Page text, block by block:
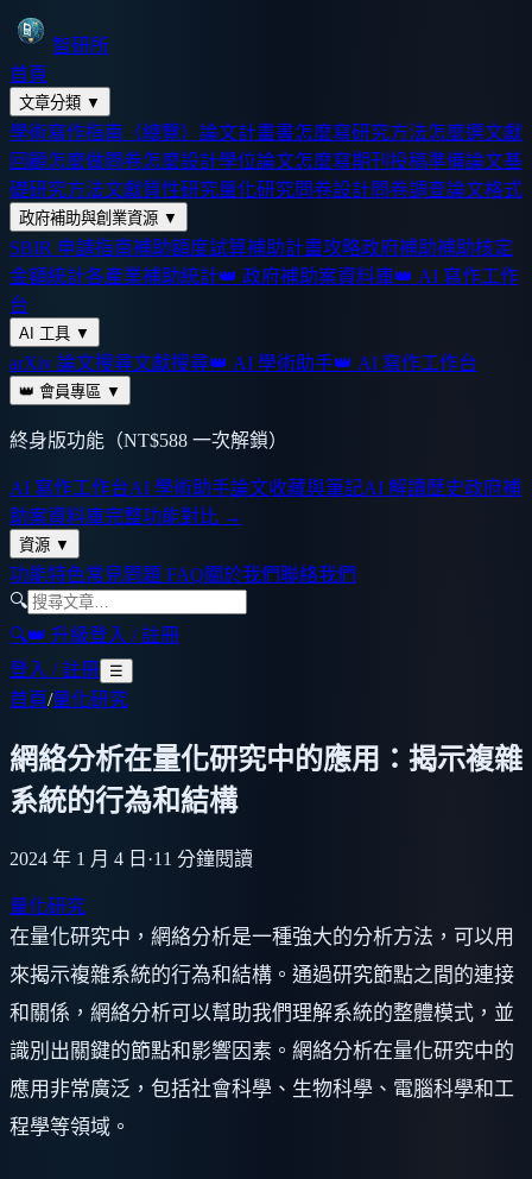
智研所
首頁
文章分類 ▼
學術寫作指南（總覽） 論文計畫書怎麼寫研究方法怎麼選文獻
回顧怎麼做問卷怎麼設計學位論文怎麼寫期刊投稿準備論文基
礎研究方法文獻質性研究量化研究問卷設計問卷調查論文格式
政府補助與創業資源 ▼
SBIR 申請指南補助額度試算補助計畫攻略政府補助補助核定
金額統計各產業補助統計👑 政府補助案資料庫👑 AI 寫作工作
台
AI 工具 ▼
arXiv 論文搜尋文獻搜尋👑 AI 學術助手👑 AI 寫作工作台
👑 會員專區 ▼
終身版功能（NT$588 一次解鎖）
AI 寫作工作台AI 學術助手論文收藏與筆記AI 解讀歷史政府補
助案資料庫完整功能對比 →
資源 ▼
功能特色常見問題 FAQ關於我們聯絡我們
🔍
🔍👑 升級登入 / 註冊
登入 / 註冊 ☰
首頁/量化研究
網絡分析在量化研究中的應用：揭示複雜
系統的行為和結構
2024 年 1 月 4 日 ·11 分鐘閱讀
量化研究
在量化研究中，網絡分析是一種強大的分析方法，可以用
來揭示複雜系統的行為和結構。通過研究節點之間的連接
和關係，網絡分析可以幫助我們理解系統的整體模式，並
識別出關鍵的節點和影響因素。網絡分析在量化研究中的
應用非常廣泛，包括社會科學、生物科學、電腦科學和工
程學等領域。